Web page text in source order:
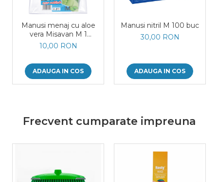
Manusi menaj cu aloe
vera Misavan M 1
pereche/ set
10,00 RON
ADAUGA IN COS
Manusi nitril M 100 buc
30,00 RON
ADAUGA IN COS
Frecvent cumparate impreuna